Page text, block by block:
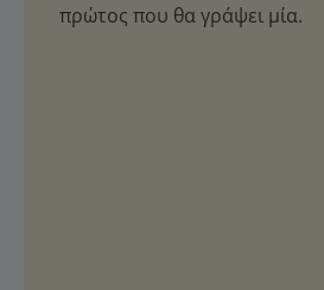
πρώτος που θα γράψει μία.